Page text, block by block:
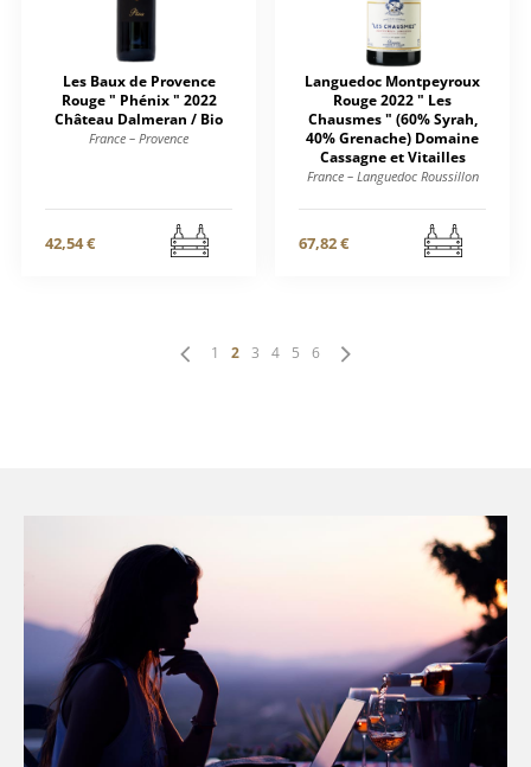
Les Baux de Provence
Rouge " Phénix " 2022
Château Dalmeran / Bio
France – Provence
42,54 €
Languedoc Montpeyroux
Rouge 2022 " Les
Chausmes " (60% Syrah,
40% Grenache) Domaine
Cassagne et Vitailles
France – Languedoc Roussillon
67,82 €
1 2 3 4 5 6